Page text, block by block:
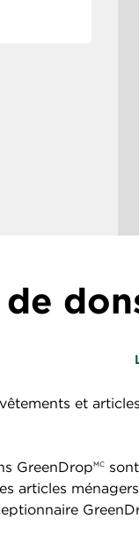
et
GreenDropMCsont
articles